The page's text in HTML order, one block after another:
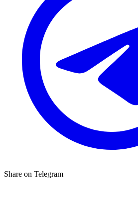
Share on Telegram